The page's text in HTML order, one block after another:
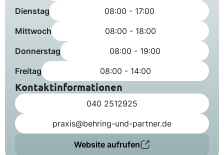
Dienstag
08:00 - 17:00
Mittwoch
08:00 - 18:00
Donnerstag
08:00 - 19:00
Freitag
08:00 - 14:00
Kontaktinformationen
040 2512925
praxis@behring-und-partner.de
Website aufrufen